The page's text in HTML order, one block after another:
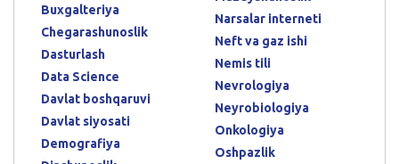
Buxgalteriya
Chegarashunoslik
Dasturlash
Data Science
Davlat boshqaruvi
Davlat siyosati
Demografiya
Narsalar interneti
Neft va gaz ishi
Nemis tili
Nevrologiya
Neyrobiologiya
Onkologiya
Oshpazlik